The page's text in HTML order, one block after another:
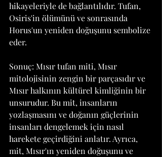
hikayeleriyle de bağlantılıdır. Tufan,
Osiris'in ölümünü ve sonrasında
Horus'un yeniden doğuşunu sembolize
eder.
Sonuç: Mısır tufan miti, Mısır
mitolojisinin zengin bir parçasıdır ve
Mısır halkının kültürel kimliğinin bir
unsurudur. Bu mit, insanların
yozlaşmasını ve doğanın güçlerinin
insanları dengelemek için nasıl
harekete geçirdiğini anlatır. Ayrıca,
mit, Mısır'ın yeniden doğuşunu ve